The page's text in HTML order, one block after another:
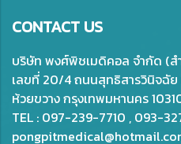
CONTACT US
บริษัท พงศ์พิชเมดิคอล จำกัด (
เลขที่ 20/4 ถนนสุทธิสารวินิจฉัย
ห้วยขวาง กรุงเทพมหานคร
TEL : 097-239-7710 , 093-